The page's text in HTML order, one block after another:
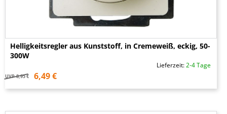
Helligkeitsregler aus Kunststoff, in Cremeweiß, eckig, 50-
300W
Lieferzeit:2-4 Tage
UVP 8,95 € 6,49 €